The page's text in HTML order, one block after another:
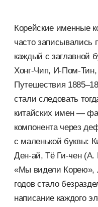
Корейские именные
часто записывались
каждый с заглавной
Хонг-Чип, И-Пом-
Путешествия
стали следовать
китайских имен —
компонента через
с маленькой буквы:
Ден-ай, Тё Ги-чен (А.
«Мы видели Корею»,
годов стало
написание каждого